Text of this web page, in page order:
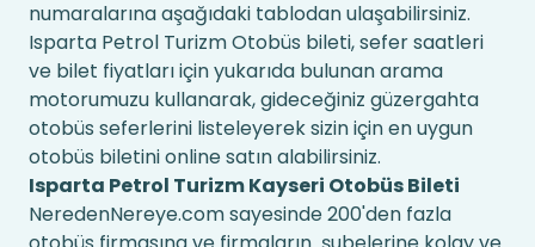
numaralarına aşağıdaki tablodan ulaşabilirsiniz.
Isparta Petrol Turizm Otobüs bileti, sefer saatleri
ve bilet fiyatları için yukarıda bulunan arama
motorumuzu kullanarak, gideceğiniz güzergahta
otobüs seferlerini listeleyerek sizin için en uygun
otobüs biletini online satın alabilirsiniz.
Isparta Petrol Turizm Kayseri Otobüs Bileti
NeredenNereye.com sayesinde 200'den fazla